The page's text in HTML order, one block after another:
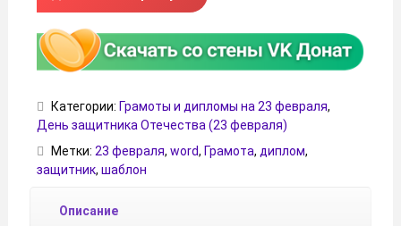
Категории: Грамоты и дипломы на 23 февраля,
День защитника Отечества (23 февраля)
Метки: 23 февраля, word, Грамота, диплом,
защитник, шаблон
Описание